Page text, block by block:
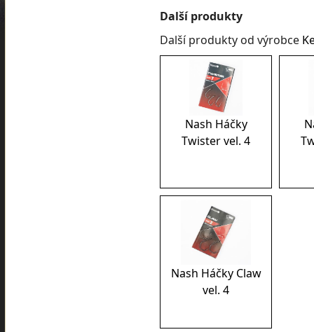
Další produkty
Další produkty od výrobce
Nash Háčky
Twister vel. 4
Nash Háčky Claw
vel. 4